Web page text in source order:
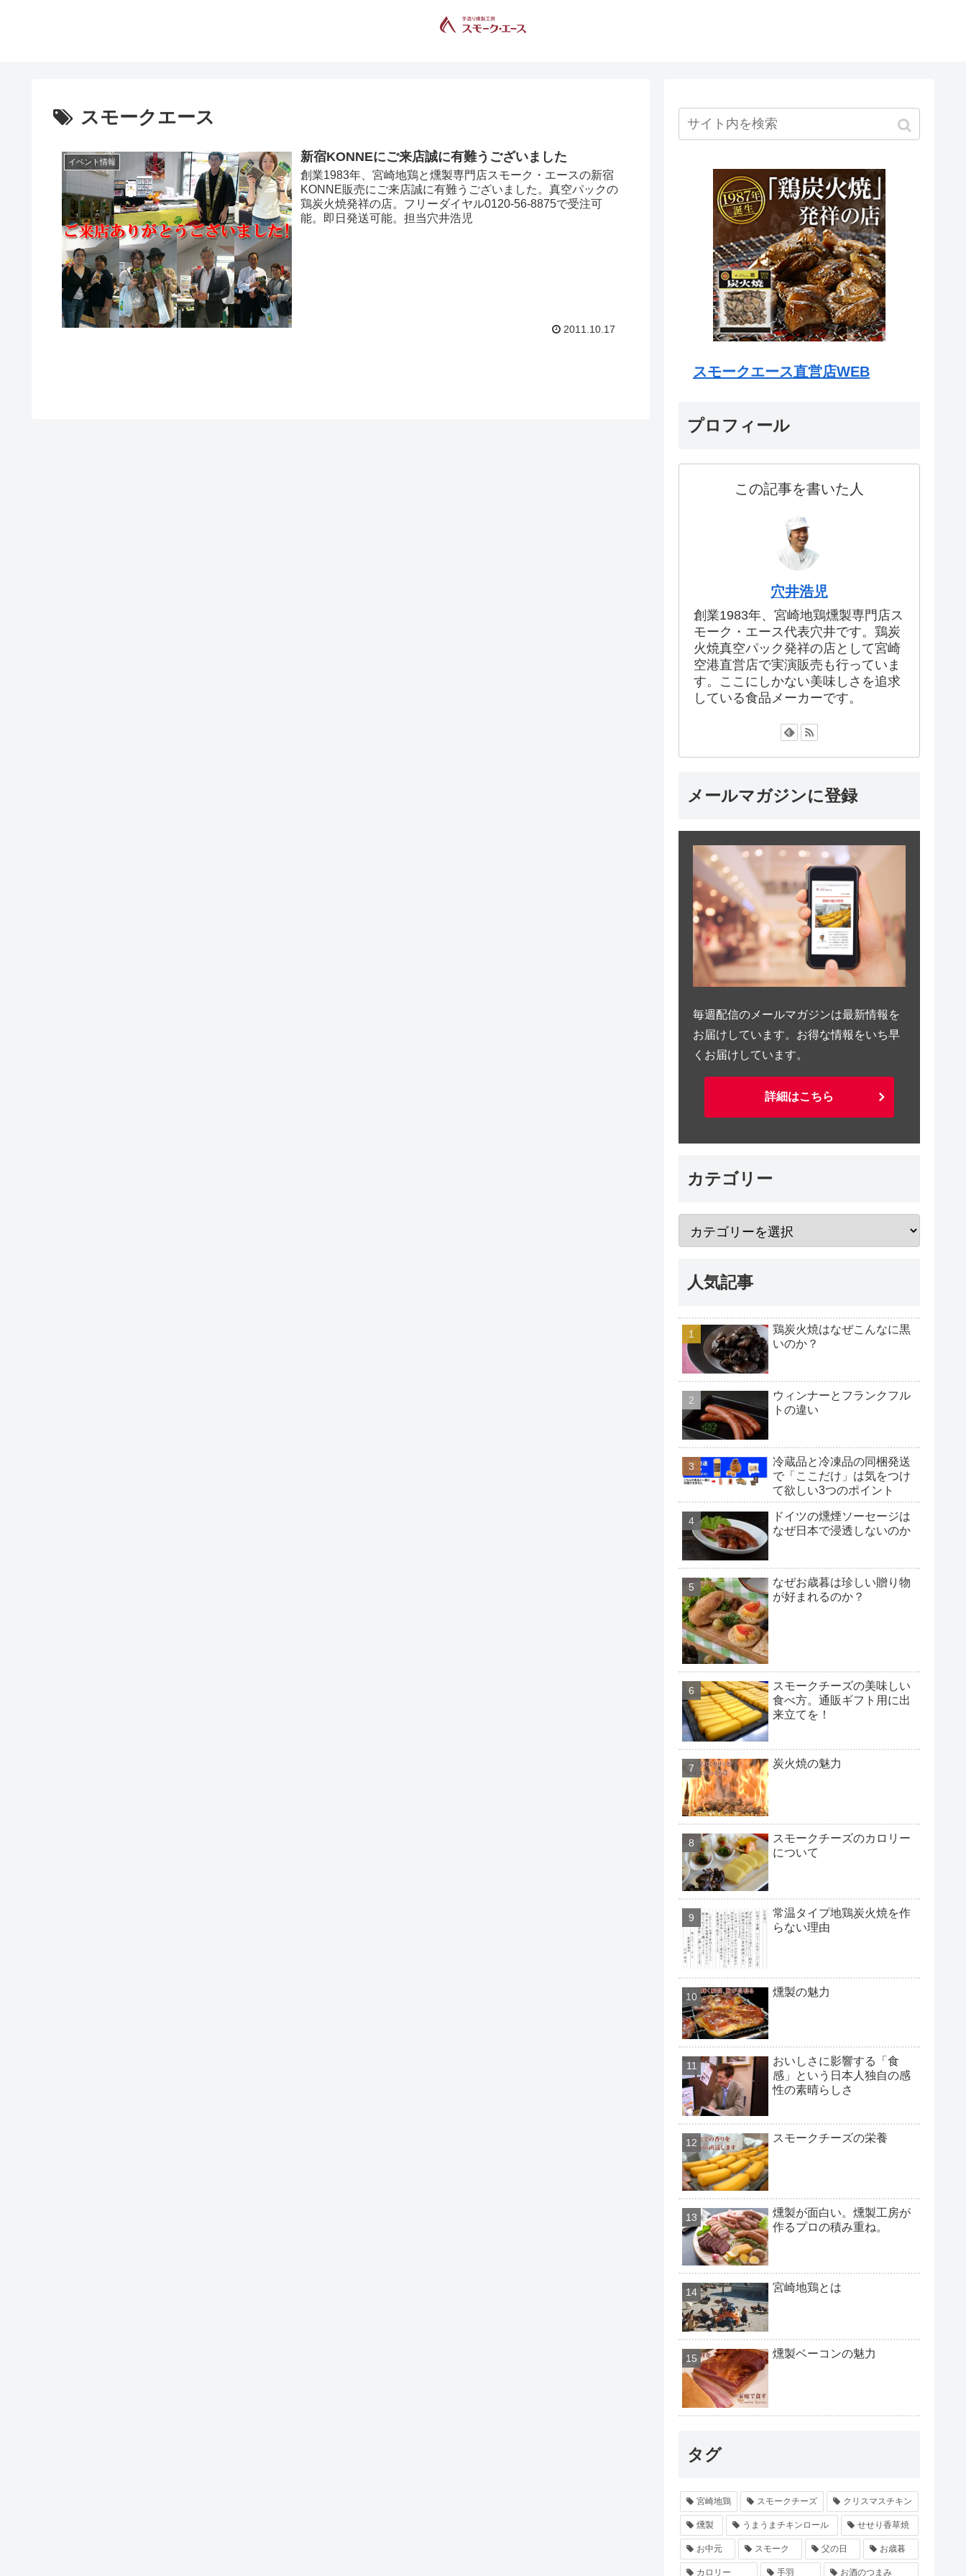
スモークエース
イベント情報 新宿KONNEにご来店誠に有難うございました
創業1983年、宮崎地鶏と燻製専門店スモーク・エースの新宿
KONNE販売にご来店誠に有難うございました。真空パックの
鶏炭火焼発祥の店。フリーダイヤル0120-56-8875で受注可
能。即日発送可能。担当穴井浩児
2011.10.17
スモークエース直営店WEB
プロフィール
この記事を書いた人
穴井浩児
創業1983年、宮崎地鶏燻製専門店ス
モーク・エース代表穴井です。鶏炭
火焼真空パック発祥の店として宮崎
空港直営店で実演販売も行っていま
す。ここにしかない美味しさを追求
している食品メーカーです。
メールマガジンに登録
毎週配信のメールマガジンは最新情報を
お届けしています。お得な情報をいち早
くお届けしています。
詳細はこちら
カテゴリー
人気記事
鶏炭火焼はなぜこんなに黒
いのか？
ウィンナーとフランクフル
トの違い
冷蔵品と冷凍品の同梱発送
で「ここだけ」は気をつけ
て欲しい3つのポイント
ドイツの燻煙ソーセージは
なぜ日本で浸透しないのか
なぜお歳暮は珍しい贈り物
が好まれるのか？
スモークチーズの美味しい
食べ方。通販ギフト用に出
来立てを！
炭火焼の魅力
スモークチーズのカロリー
について
常温タイプ地鶏炭火焼を作
らない理由
燻製の魅力
おいしさに影響する「食
感」という日本人独自の感
性の素晴らしさ
スモークチーズの栄養
燻製が面白い。燻製工房が
作るプロの積み重ね。
宮崎地鶏とは
燻製ベーコンの魅力
タグ
宮崎地鶏 スモークチーズ クリスマスチキン
燻製 うまうまチキンロール せせり香草焼
お中元 スモーク 父の日 お歳暮
カロリー 手羽 お酒のつまみ